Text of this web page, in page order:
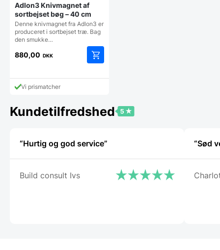
Adlon3 Knivmagnet af
sortbejset bøg – 40 cm
Denne knivmagnet fra Adlon3 er
produceret i sortbejset træ. Bag
den smukke…
880,00 DKK
Vi prismatcher
Kundetilfredshed
“Hurtig og god service”
Build consult Ivs
“Sød